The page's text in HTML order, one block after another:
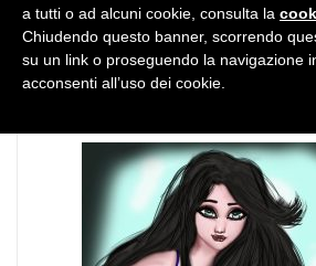
TAG: film famosi
a tutti o ad alcuni cookie, consulta la
Chiudendo questo banner, scorrendo
su un link o proseguendo la navigazione
acconsenti all’uso dei cookie.